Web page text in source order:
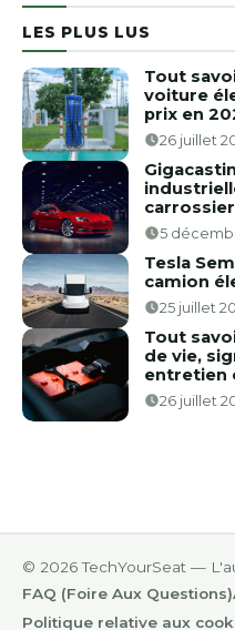
LES PLUS LUS
Tout
voiture
prix en
26 juillet
5
Tesla
camion
25 juillet
Tout
de vie,
entretien
26 juillet
© 2026 TechYourSeat —
FAQ (Foire Aux Questions)
Politique relative aux